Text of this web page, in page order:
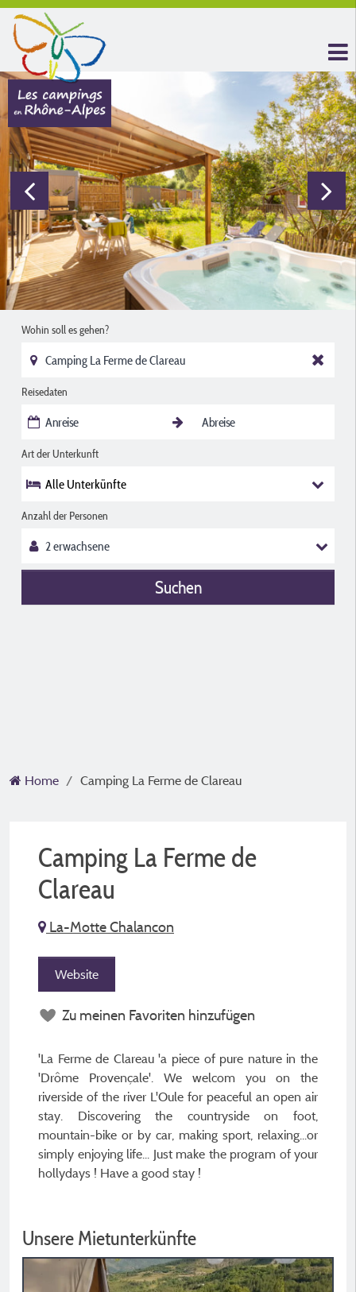
Wohin soll es gehen?
Reisedaten
Art der Unterkunft
Alle Unterkünfte
Anzahl der Personen
Suchen
Home Camping La Ferme de Clareau
Camping La Ferme de
Clareau
La-Motte Chalancon
Website
Zu meinen Favoriten hinzufügen
'La Ferme de Clareau 'a piece of pure nature in the
'Drôme Provençale'. We welcom you on the
riverside of the river L'Oule for peaceful an open air
stay. Discovering the countryside on foot,
mountain-bike or by car, making sport, relaxing...or
simply enjoying life... Just make the program of your
hollydays ! Have a good stay !
Unsere Mietunterkünfte